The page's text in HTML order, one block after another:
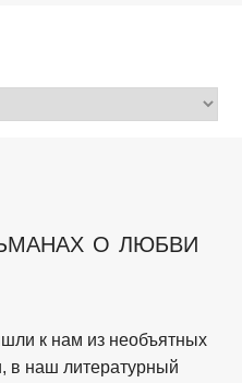
о любви
к нам из необъятных
в наш литературный